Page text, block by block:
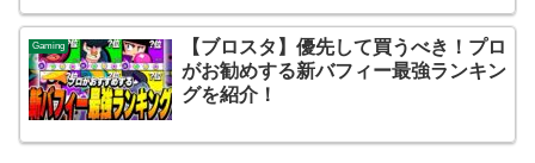
Gaming
【ブロスタ】優先して買うべき！プロ
がお勧めする新バフィー最強ランキン
グを紹介！